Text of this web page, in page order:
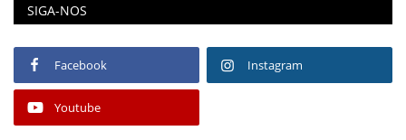
SIGA-NOS
Facebook Instagram
Youtube